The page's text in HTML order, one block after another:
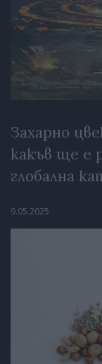
Захарно
какъв ще е
глобална
9.05.2025